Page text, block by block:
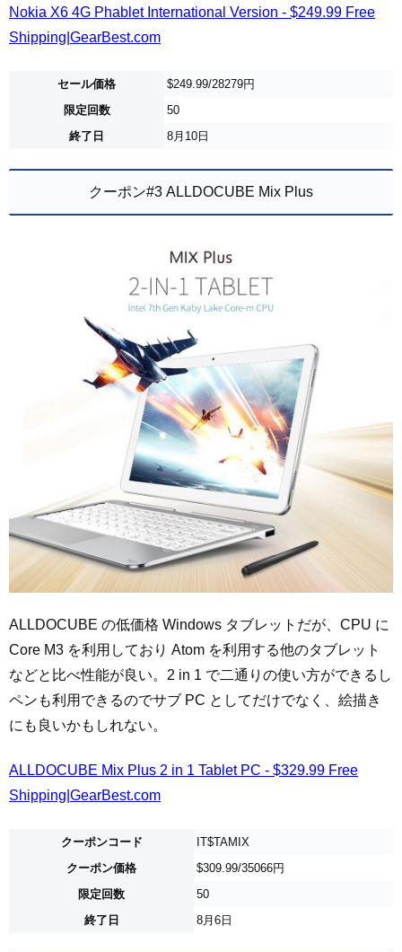
Nokia X6 4G Phablet International Version - $249.99 Free
Shipping|GearBest.com
セール価格
$249.99/28279円
限定回数
50
終了日
8月10日
クーポン#3 ALLDOCUBE Mix Plus
ALLDOCUBE の低価格 Windows タブレットだが、CPU に
Core M3 を利用しており Atom を利用する他のタブレット
などと比べ性能が良い。2 in 1 で二通りの使い方ができるし
ペンも利用できるのでサブ PC としてだけでなく、絵描き
にも良いかもしれない。
ALLDOCUBE Mix Plus 2 in 1 Tablet PC - $329.99 Free
Shipping|GearBest.com
クーポンコード
IT$TAMIX
クーポン価格
$309.99/35066円
限定回数
50
終了日
8月6日